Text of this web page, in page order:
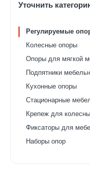
Уточнить
Регулируемые
Колесные опоры
Опоры для мягкой
Подпятники
Кухонные опоры
Стационарные
Крепеж для
Фиксаторы для
Наборы опор